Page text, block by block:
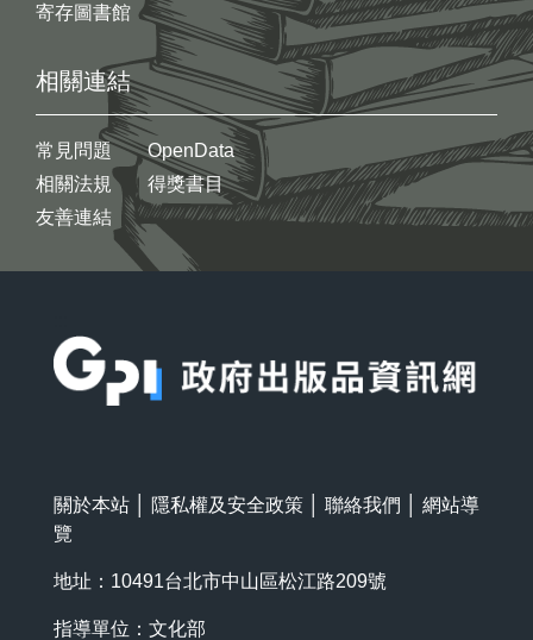
寄存圖書館
相關連結
常見問題
相關法規
友善連結
OpenData
得獎書目
關於本站 隱私權及安全政策 聯絡我們
網站導
覽
地址：10491台北市中山區松江路209號
指導單位：文化部